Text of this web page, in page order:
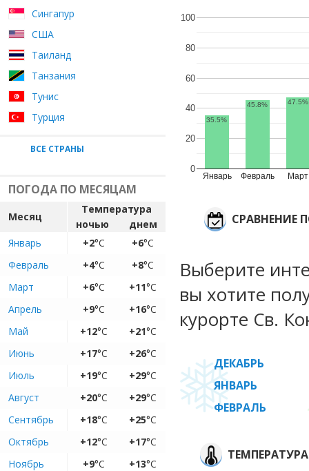
Сингапур
США
Таиланд
Танзания
Тунис
Турция
ВСЕ СТРАНЫ
ПОГОДА ПО МЕСЯЦАМ
Месяц
Температура
ночью
днем
Январь
+2°C +6°C
Февраль
+4°C +8°C
Март
+6°C +11°C
Апрель
+9°C +16°C
Май
+12°C +21°C
Июнь
+17°C +26°C
Июль
+19°C +29°C
Август
+20°C +29°C
Сентябрь
+18°C +25°C
Октябрь
+12°C +17°C
Ноябрь
+9°C +13°C
Январь Февраль Март
0
20
40
60
80
100
35.5%
45.8% 47.5%
СРАВНЕНИЕ
Выберите
вы хотите
курорте Св.
ДЕКАБРЬ
ЯНВАРЬ
ФЕВРАЛЬ